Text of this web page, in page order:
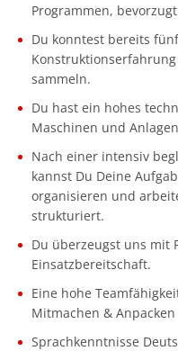
Programmen,
Du konntest bereits
sammeln.
Du hast ein hohes
Maschinen und
Nach einer intensiv
kannst Du Deine
organisieren und
strukturiert.
Du überzeugst uns mit
Einsatzbereitschaft.
Eine hohe
Mitmachen &
Sprachkenntnisse